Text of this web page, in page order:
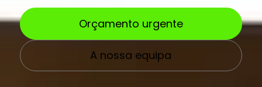
Orçamento urgente
A nossa equipa